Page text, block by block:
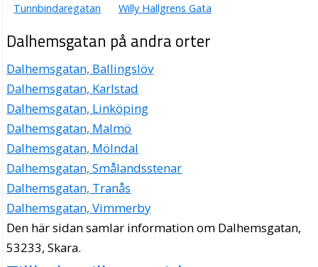
Tunnbindaregatan
Willy Hallgrens Gata
Dalhemsgatan på andra orter
Dalhemsgatan, Ballingslöv
Dalhemsgatan, Karlstad
Dalhemsgatan, Linköping
Dalhemsgatan, Malmö
Dalhemsgatan, Mölndal
Dalhemsgatan, Smålandsstenar
Dalhemsgatan, Tranås
Dalhemsgatan, Vimmerby
Den här sidan samlar information om Dalhemsgatan,
53233, Skara.